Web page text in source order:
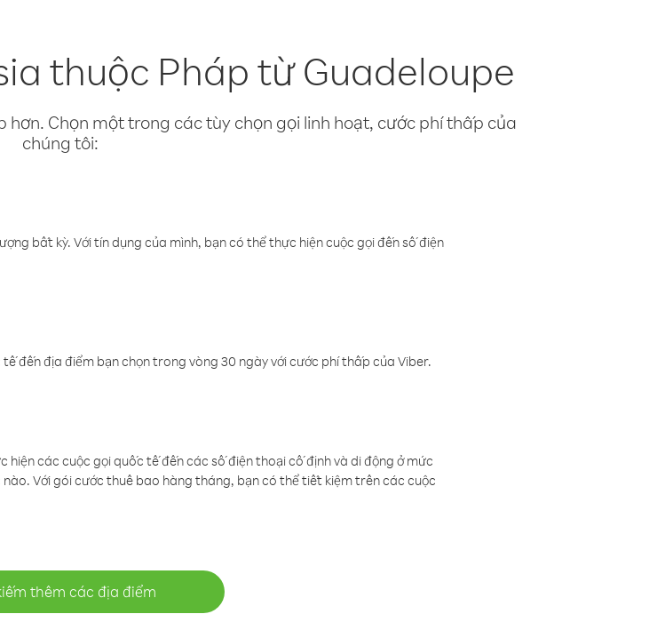
thuộc Pháp từ Guadeloupe
Chọn một trong các tùy chọn gọi linh hoạt, cước phí thấp của
chúng tôi:
bất kỳ. Với tín dụng của mình, bạn có thể thực hiện cuộc gọi đến số điện
đến địa điểm bạn chọn trong vòng 30 ngày với cước phí thấp của Viber.
các cuộc gọi quốc tế đến các số điện thoại cố định và di động ở mức
Với gói cước thuê bao hàng tháng, bạn có thể tiết kiệm trên các cuộc
thêm các địa điểm